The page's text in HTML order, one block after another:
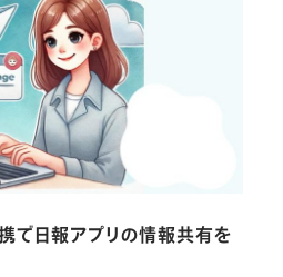
日報アプリの情報共有を